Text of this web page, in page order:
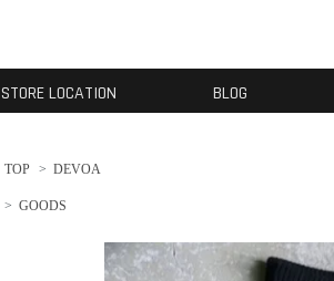
STORE LOCATION BLOG
TOP > DEVOA
> GOODS